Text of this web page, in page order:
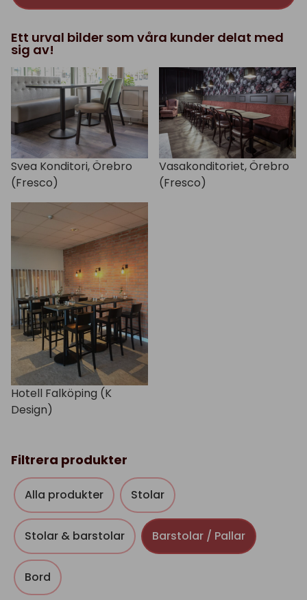
Ett urval bilder som våra kunder delat med
sig av!
Svea Konditori, Örebro
(Fresco)
Vasakonditoriet, Örebro
(Fresco)
Hotell Falköping (K
Design)
Filtrera produkter
Alla produkter Stolar
Stolar & barstolar Barstolar / Pallar
Bord